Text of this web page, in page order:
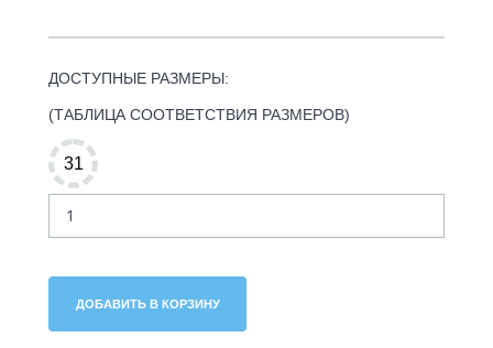
ДОСТУПНЫЕ РАЗМЕРЫ:
(ТАБЛИЦА СООТВЕТСТВИЯ РАЗМЕРОВ)
31